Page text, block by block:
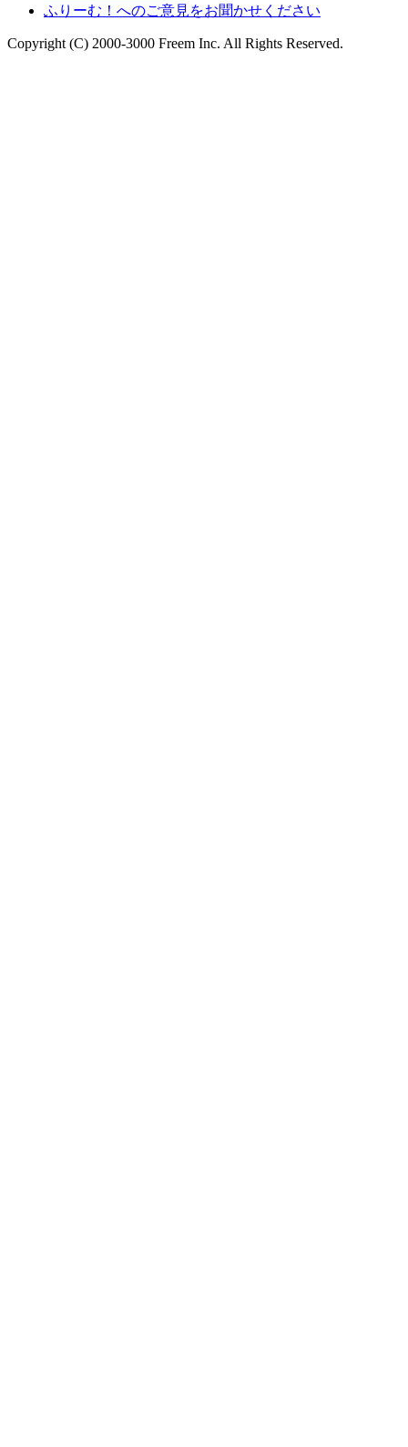
ふりーむ！へのご意見をお聞かせください
Copyright (C) 2000-3000 Freem Inc. All Rights Reserved.